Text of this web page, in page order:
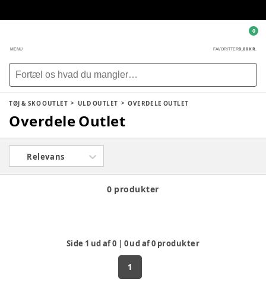
MENU FAVORITTER0,00 KR.
0
TØJ & SKO OUTLET ULD OUTLET OVERDELE OUTLET
Overdele Outlet
Relevans
0 produkter
Side 1 ud af0 0ud af0 produkter
1